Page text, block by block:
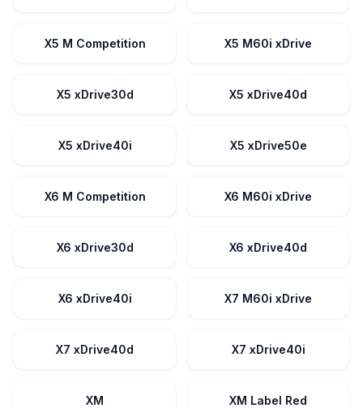
X5 M Competition X5 M60i xDrive
X5 xDrive30d X5 xDrive40d
X5 xDrive40i X5 xDrive50e
X6 M Competition X6 M60i xDrive
X6 xDrive30d X6 xDrive40d
X6 xDrive40i X7 M60i xDrive
X7 xDrive40d X7 xDrive40i
XM XM Label Red